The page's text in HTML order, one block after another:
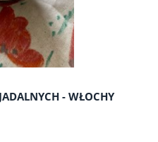
- WŁOCHY